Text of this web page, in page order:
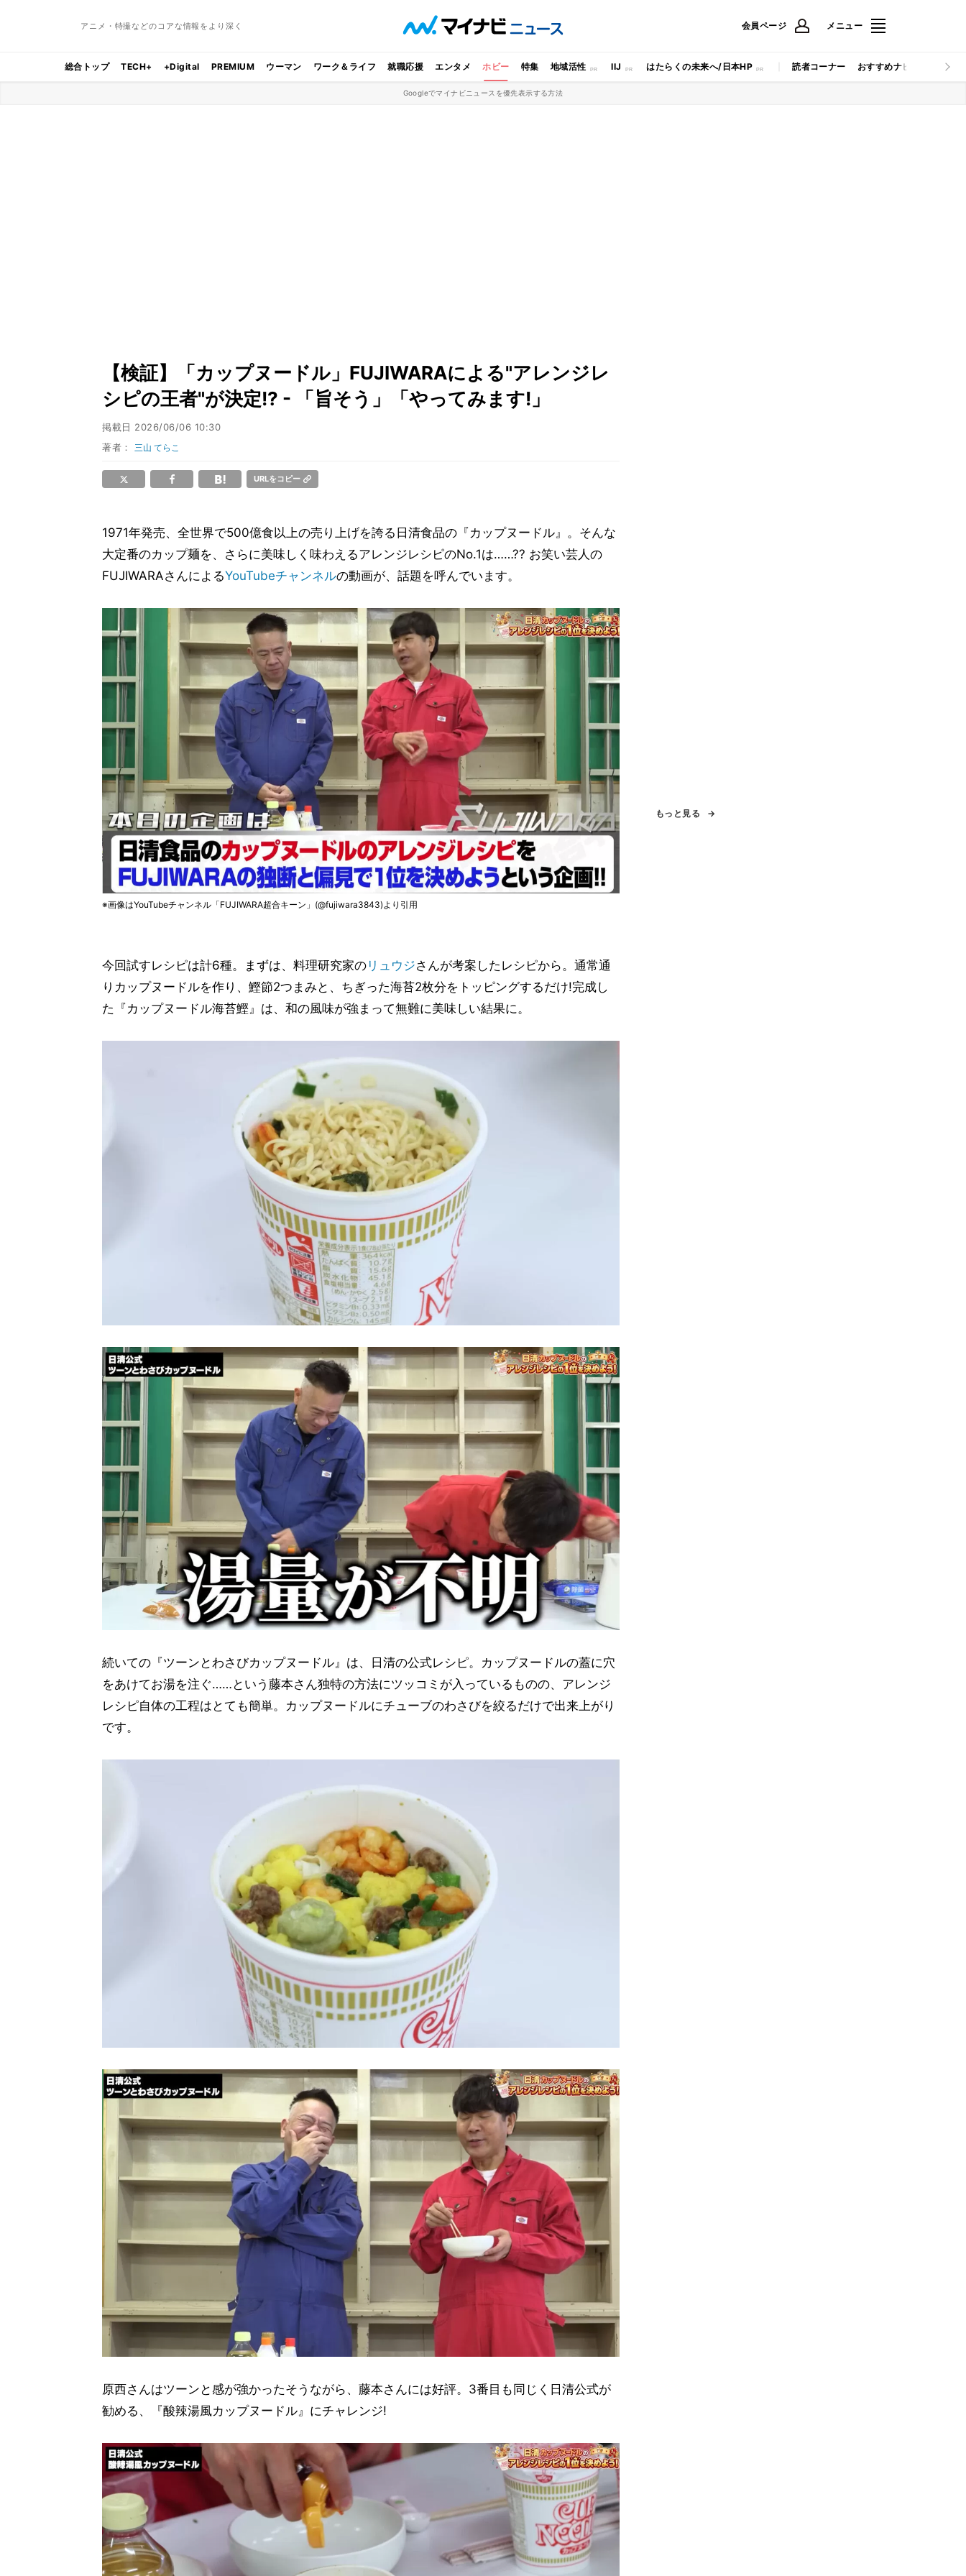
アニメ・特撮などのコアな情報をより深く 会員ページ メニュー
総合トップ TECH+ +Digital PREMIUM ウーマン ワーク＆ライフ 就職応援 エンタメ ホビー 特集 地域活性 IIJ はたらくの未来へ/日本HP 読者コーナー おすすめナビ マイナビ
Googleでマイナビニュースを優先表示する方法
【検証】「カップヌードル」FUJIWARAによる"アレンジレ
シピの王者"が決定!? - 「旨そう」「やってみます!」
掲載日 2026/06/06 10:30
著者： 三山 てらこ
URLをコピー
1971年発売、全世界で500億食以上の売り上げを誇る日清食品の『カップヌードル』。そんな
大定番のカップ麺を、さらに美味しく味わえるアレンジレシピのNo.1は……?? お笑い芸人の
FUJIWARAさんによるYouTubeチャンネルの動画が、話題を呼んでいます。
※画像はYouTubeチャンネル「FUJIWARA超合キーン」(@fujiwara3843)より引用
今回試すレシピは計6種。まずは、料理研究家の リュウジさんが考案したレシピから。通常通
りカップヌードルを作り、鰹節2つまみと、ちぎった海苔2枚分をトッピングするだけ!完成し
た『カップヌードル海苔鰹』は、和の風味が強まって無難に美味しい結果に。
続いての『ツーンとわさびカップヌードル』は、日清の公式レシピ。カップヌードルの蓋に穴
をあけてお湯を注ぐ……という藤本さん独特の方法にツッコミが入っているものの、アレンジ
レシピ自体の工程はとても簡単。カップヌードルにチューブのわさびを絞るだけで出来上がり
です。
原西さんはツーンと感が強かったそうながら、藤本さんには好評。3番目も同じく日清公式が
勧める、『酸辣湯風カップヌードル』にチャレンジ!
もっと見る